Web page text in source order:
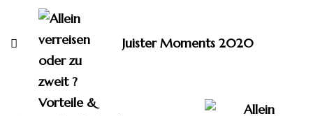
Juister Moments 2020